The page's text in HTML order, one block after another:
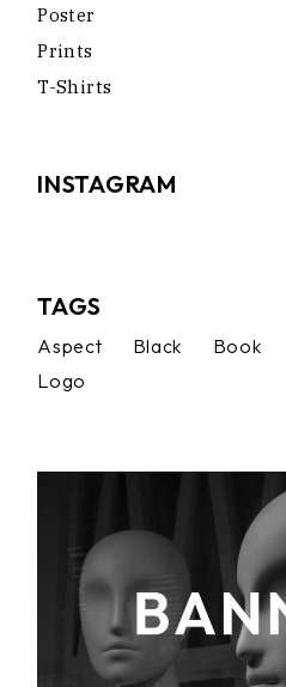
Poster
Prints
T-Shirts
INSTAGRAM
TAGS
Aspect Black Book
Logo